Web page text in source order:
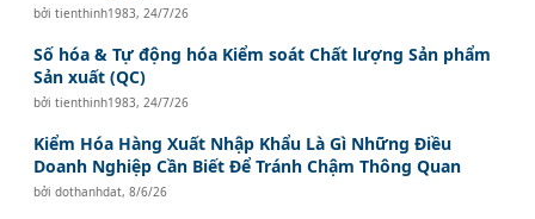
bởitienthinh1983, 24/7/26
Số hóa & Tự động hóa Kiểm soát Chất lượng Sản phẩm
Sản xuất (QC)
bởitienthinh1983, 24/7/26
Kiểm Hóa Hàng Xuất Nhập Khẩu Là Gì Những Điều
Doanh Nghiệp Cần Biết Để Tránh Chậm Thông Quan
bởidothanhdat,8/6/26